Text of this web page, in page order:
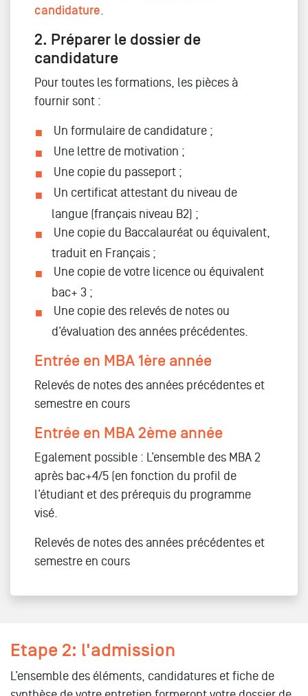
candidature
2. Préparer le dossier de
candidature
Pour toutes les formations, les pièces à
fournir sont :
Un formulaire de candidature ;
Une lettre de motivation ;
Une copie du passeport ;
Un certificat attestant du niveau de
langue (français niveau B2) ;
Une copie du Baccalauréat ou équivalent,
traduit en Français ;
Une copie de votre licence ou équivalent
bac+ 3 ;
Une copie des relevés de notes ou
d’évaluation des années précédentes.
Entrée en MBA 1ère année
Relevés de notes des années précédentes et
semestre en cours
Entrée en MBA 2ème année
Egalement possible : L’ensemble des MBA 2
après bac+4/5 (en fonction du profil de
l’étudiant et des prérequis du programme
visé.
Relevés de notes des années précédentes et
semestre en cours
Etape 2: l'admission
L’ensemble des éléments, candidatures et fiche de